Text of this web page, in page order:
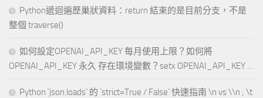
Python遞迴遍歷巢狀資料：return 結束的是目前分支，不是
整個 traverse()
如何設定OPENAI_API_KEY 每月使用上限？如何將
OPENAI_API_KEY 永久 存在環境變數？setx OPENAI_API_KEY …
Python `json.loads` 的 `strict=True / False` 快速指南 \n vs \\n ; \t